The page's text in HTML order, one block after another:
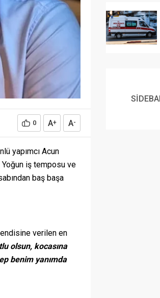
0 A+ A-
yapımcı Acun
Yoğun iş temposu ve
baş başa
verilen en
olsun, kocasına
benim yanımda